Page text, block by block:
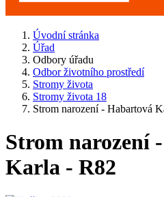
Úvodní stránka
Úřad
Odbory úřadu
Odbor životního prostředí
Stromy života
Stromy života 18
Strom narození - Habartová
Strom narození
Karla - R82